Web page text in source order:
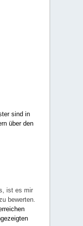
sind in
über den
ist es mir
bewerten.